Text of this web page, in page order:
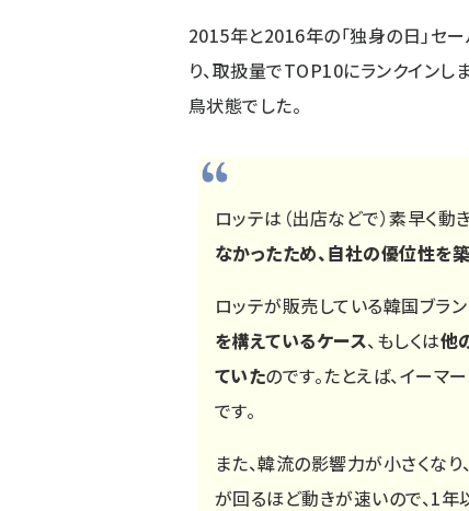
2015年と2016年の「独身の日」セ
り、取扱量でTOP10にランクインし
鳥状態でした。
ロッテは（出店などで）素早く動
なかったため、自社の優位性を
ロッテが販売している韓国ブラン
を構えているケース、もしくは他
ていたのです。たとえば、イーマ
です。
また、韓流の影響力が小さくな
が回るほど動きが速いので、1